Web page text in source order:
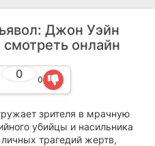
Джон Уэйн
онлайн
0 0
зрителя в мрачную
убийцы и насильника
трагедий жертв,